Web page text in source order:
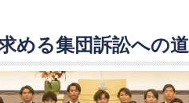
める集団訴訟への道